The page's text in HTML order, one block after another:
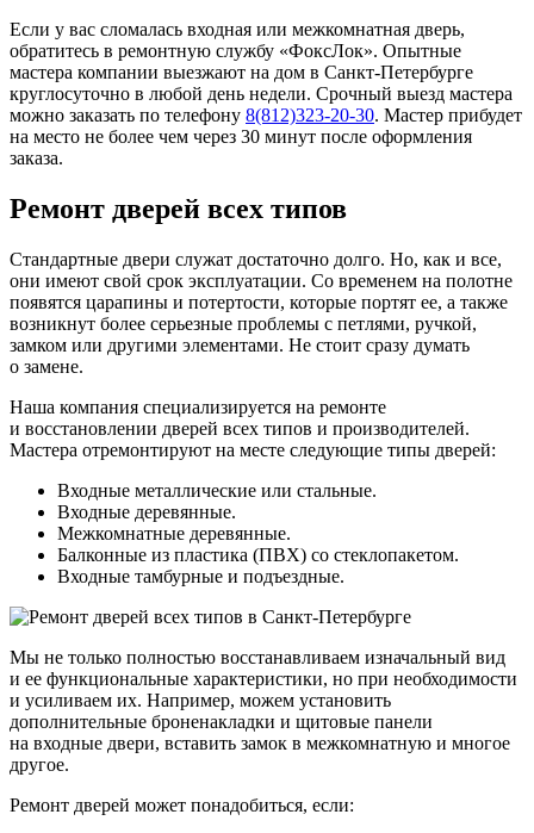
Если у вас сломалась входная или межкомнатная дверь,
обратитесь в ремонтную службу «ФоксЛок». Опытные
мастера компании выезжают на дом в Санкт-Петербурге
круглосуточно в любой день недели. Срочный выезд мастера
можно заказать по телефону 8(812)323-20-30. Мастер прибудет
на место не более чем через 30 минут после оформления
заказа.
Ремонт дверей всех типов
Стандартные двери служат достаточно долго. Но, как и все,
они имеют свой срок эксплуатации. Со временем на полотне
появятся царапины и потертости, которые портят ее, а также
возникнут более серьезные проблемы с петлями, ручкой,
замком или другими элементами. Не стоит сразу думать
о замене.
Наша компания специализируется на ремонте
и восстановлении дверей всех типов и производителей.
Мастера отремонтируют на месте следующие типы дверей:
Входные металлические или стальные.
Входные деревянные.
Межкомнатные деревянные.
Балконные из пластика (ПВХ) со стеклопакетом.
Входные тамбурные и подъездные.
Мы не только полностью восстанавливаем изначальный вид
и ее функциональные характеристики, но при необходимости
и усиливаем их. Например, можем установить
дополнительные броненакладки и щитовые панели
на входные двери, вставить замок в межкомнатную и многое
другое.
Ремонт дверей может понадобиться, если: